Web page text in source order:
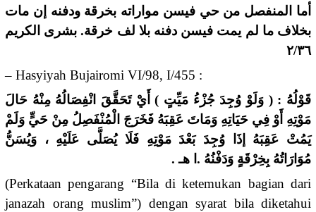
أما المنفصل من حي فيسن مواراته بخرقة ودفنه إن مات
بخلاف ما لم يمت فيسن دفنه بلا لف خرقة. بشرى الكريم
٢/٣٦
– Hasyiyah Bujairomi VI/98, I/455 :
قَوْلُهُ : ( وَلَوْ وُجِدَ جُزْءُ مَيِّتٍ ) أَيْ تَحَقَّقَ انْفِصَالُهُ مِنْهُ حَالَ
مَوْتِهِ أَوْ فِي حَيَاتِهِ وَمَاتَ عَقِبَهُ فَخَرَجَ الْمُنْفَصِلُ مِنْ حَيٍّ وَلَمْ
يَمُتْ عَقِبَهُ إذَا وُجِدَ بَعْدَ مَوْتِهِ فَلَا يُصَلَّى عَلَيْهِ ، وَيُسَنُّ
مُوَارَاتُهُ بِخِرْقَةٍ وَدَفْنُهُ .ا هـ .
(Perkataan pengarang “Bila di ketemukan bagian dari
janazah orang muslim”) dengan syarat bila diketahui